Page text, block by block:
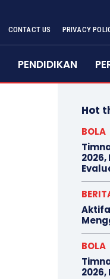
CONTACT US PRIVACY
PENDIDIKAN
Hot
BOLA
2026,
BOLA
2026,